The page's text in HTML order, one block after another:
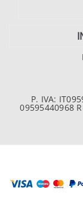
P. IVA:
09595440968